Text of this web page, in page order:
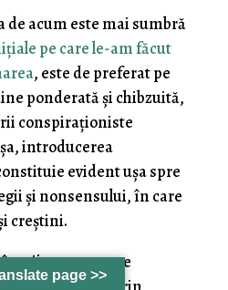
de acum este mai sumbră
pe care le-am făcut
, este de preferat pe
ponderată și chibzuită,
conspiraționiste
introducerea
evident ușa spre
și nonsensului, în care
creștini.
nu este
page >>